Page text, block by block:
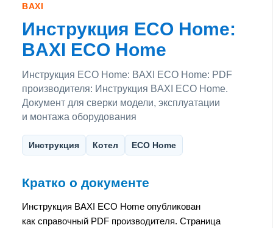
BAXI
Инструкция ECO Home:
BAXI ECO Home
Инструкция ECO Home: BAXI ECO Home: PDF
производителя: Инструкция BAXI ECO Home.
Документ для сверки модели, эксплуатации
и монтажа оборудования
Инструкция Котел ECO Home
Кратко о документе
Инструкция BAXI ECO Home опубликован
как справочный PDF производителя. Страница